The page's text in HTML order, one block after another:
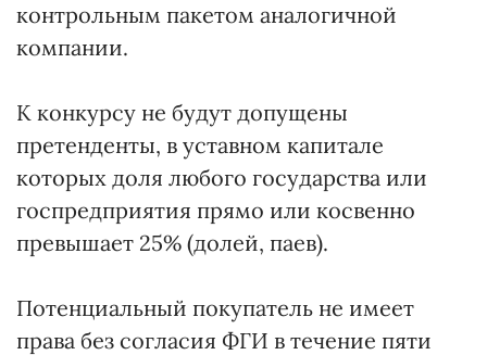
контрольным пакетом аналогичной
компании.
К конкурсу не будут допущены
претенденты, в уставном капитале
которых доля любого государства или
госпредприятия прямо или косвенно
превышает 25% (долей, паев).
Потенциальный покупатель не имеет
права без согласия ФГИ в течение пяти